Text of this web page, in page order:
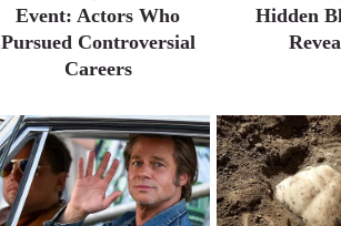
Event: Actors Who
Pursued Controversial
Careers
Hidden